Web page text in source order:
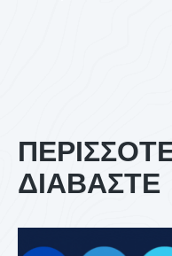
ΔΙΑΒΑΣΤΕ